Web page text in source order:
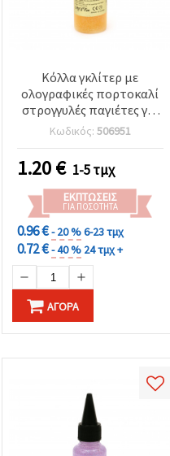
Κόλλα γκλίτερ με
ολογραφικές πορτοκαλί
στρογγυλές παγιέτες για
DIY χειροτεχνίες και
κατασκευές, μη τοξική,
Κωδικός: 506951
1.20€ 1-5 τμχ
ΕΚΠΤΏΣΕΙΣ
ΓΙΑ ΠΟΣΌΤΗΤΑ
0.96 €- 20 %6-23 τμχ
0.72 €- 40 % 24 τμχ +
ΑΓΟΡΆ